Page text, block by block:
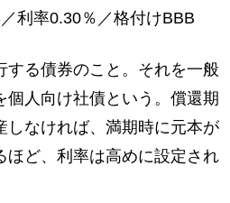
利率0.30％／格付けBBB
する債券のこと。それを一般
人向け社債という。償還期
しなければ、満期時に元本が
ほど、利率は高めに設定され